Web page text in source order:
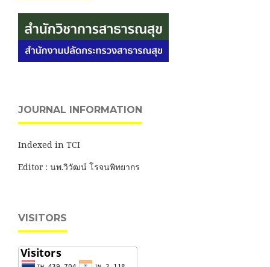
JOURNAL INFORMATION
Indexed in TCI
Editor : นพ.วิวัฒน์ โรจนพิทยากร
VISITORS